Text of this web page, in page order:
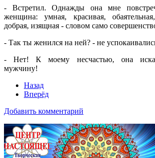
- Встретил. Однажды она мне
женщина: умная, красивая,
добрая, изящная - словом само
- Так ты женился на ней? - не
- Нет! К моему несчастью, она
мужчину!
Назад
Вперёд
Добавить комментарий